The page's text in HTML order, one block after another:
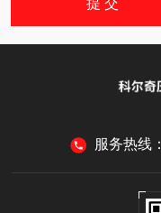
服务热线：